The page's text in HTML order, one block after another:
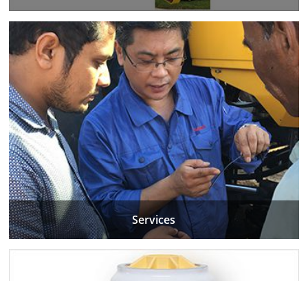
Services